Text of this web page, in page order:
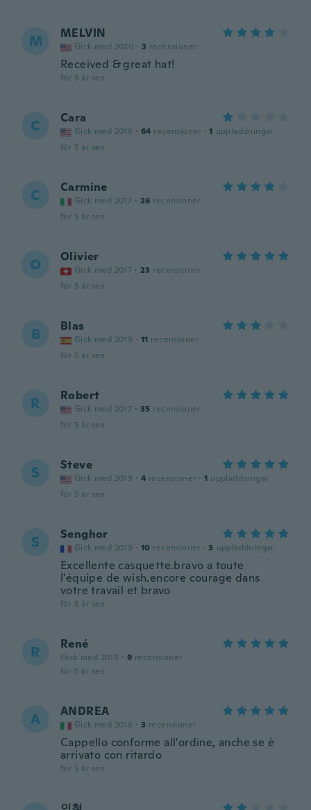
M MELVIN
Gick med 2020 · 3 recensioner
Received & great hat!
för 5 år sen
C Cara
Gick med 2016 · 64 recensioner · 1 uppladdningar
för 5 år sen
C Carmine
Gick med 2017 · 26 recensioner
för 5 år sen
O Olivier
Gick med 2017 · 23 recensioner
för 5 år sen
B Blas
Gick med 2019 · 11 recensioner
för 5 år sen
R Robert
Gick med 2017 · 35 recensioner
för 5 år sen
S Steve
Gick med 2019 · 4 recensioner · 1 uppladdningar
för 5 år sen
S Senghor
Gick med 2019 · 10 recensioner · 3 uppladdningar
Excellente casquette.bravo a toute
l'équipe de wish.encore courage dans
votre travail et bravo
för 5 år sen
R René
Gick med 2018 · 9 recensioner
för 5 år sen
A ANDREA
Gick med 2016 · 3 recensioner
Cappello conforme all'ordine, anche se è
arrivato con ritardo
för 5 år sen